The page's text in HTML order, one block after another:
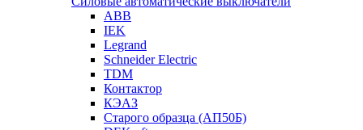
ABB
IEK
Legrand
Schneider Electric
TDM
Контактор
КЭАЗ
Старого образца (АП50Б)